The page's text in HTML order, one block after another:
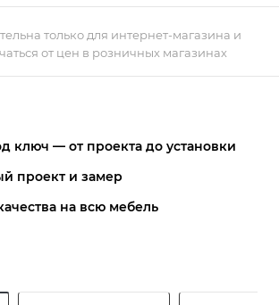
ключ — от проекта до установки
проект и замер
на всю мебель
только для интернет-магазина и
от цен в розничных магазинах